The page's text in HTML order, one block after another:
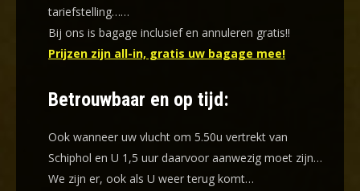
tariefstelling……
Bij ons is bagage inclusief en annuleren gratis!!
Prijzen zijn all-in, gratis uw bagage mee!
Betrouwbaar en op tijd:
Ook wanneer uw vlucht om 5.50u vertrekt van
Schiphol en U 1,5 uur daarvoor aanwezig moet zijn…
We zijn er, ook als U weer terug komt…